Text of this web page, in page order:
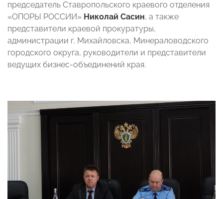
председатель Ставропольского краевого отделения
«ОПОРЫ РОССИИ» Николай Сасин, а также
представители краевой прокуратуры,
администрации г. Михайловска, Минераловодского
городского округа, руководители и представители
ведущих бизнес-объединений края.